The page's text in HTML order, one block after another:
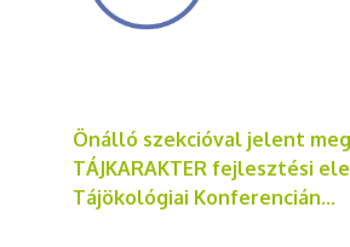
Önálló szekcióval jelent
TÁJKARAKTER fejlesztési
Tájökológiai Konferencián...